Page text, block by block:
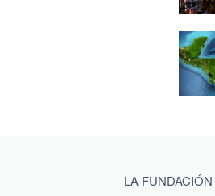
Main
LA FUNDACIÓN